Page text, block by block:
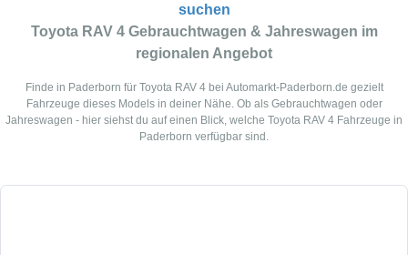
suchen
Toyota RAV 4 Gebrauchtwagen & Jahreswagen im
regionalen Angebot
Finde in Paderborn für Toyota RAV 4 bei Automarkt-Paderborn.de gezielt
Fahrzeuge dieses Models in deiner Nähe. Ob als Gebrauchtwagen oder
Jahreswagen - hier siehst du auf einen Blick, welche Toyota RAV 4 Fahrzeuge in
Paderborn verfügbar sind.